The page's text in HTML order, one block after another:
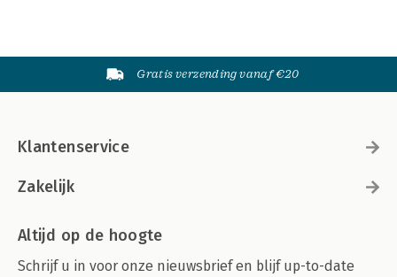
Gratis verzending vanaf €20
Klantenservice
Zakelijk
Altijd op de hoogte
Schrijf u in voor onze nieuwsbrief en blijf up-to-date